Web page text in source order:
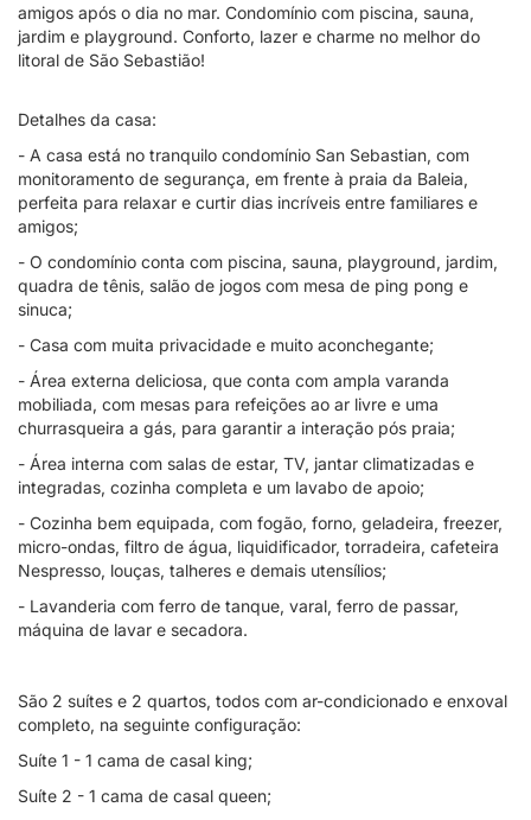
amigos após o dia no mar. Condomínio com piscina, sauna,
jardim e playground. Conforto, lazer e charme no melhor do
litoral de São Sebastião!
Detalhes da casa:
- A casa está no tranquilo condomínio San Sebastian, com
monitoramento de segurança, em frente à praia da Baleia,
perfeita para relaxar e curtir dias incríveis entre familiares e
amigos;
- O condomínio conta com piscina, sauna, playground, jardim,
quadra de tênis, salão de jogos com mesa de ping pong e
sinuca;
- Casa com muita privacidade e muito aconchegante;
- Área externa deliciosa, que conta com ampla varanda
mobiliada, com mesas para refeições ao ar livre e uma
churrasqueira a gás, para garantir a interação pós praia;
- Área interna com salas de estar, TV, jantar climatizadas e
integradas, cozinha completa e um lavabo de apoio;
- Cozinha bem equipada, com fogão, forno, geladeira, freezer,
micro-ondas, filtro de água, liquidificador, torradeira, cafeteira
Nespresso, louças, talheres e demais utensílios;
- Lavanderia com ferro de tanque, varal, ferro de passar,
máquina de lavar e secadora.
São 2 suítes e 2 quartos, todos com ar-condicionado e enxoval
completo, na seguinte configuração:
Suíte 1 - 1 cama de casal king;
Suíte 2 - 1 cama de casal queen;